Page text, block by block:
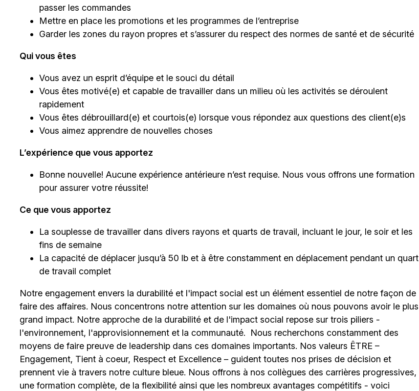
passer les commandes
Mettre en place les promotions et les programmes de l’entreprise
Garder les zones du rayon propres et s’assurer du respect des normes de santé et de sécurité
Qui vous êtes
Vous avez un esprit d’équipe et le souci du détail
Vous êtes motivé(e) et capable de travailler dans un milieu où les activités se déroulent
rapidement
Vous êtes débrouillard(e) et courtois(e) lorsque vous répondez aux questions des client(e)s
Vous aimez apprendre de nouvelles choses
L’expérience que vous apportez
Bonne nouvelle! Aucune expérience antérieure n’est requise. Nous vous offrons une formation
pour assurer votre réussite!
Ce que vous apportez
La souplesse de travailler dans divers rayons et quarts de travail, incluant le jour, le soir et les
fins de semaine
La capacité de déplacer jusqu’à 50 lb et à être constamment en déplacement pendant un quart
de travail complet
Notre engagement envers la durabilité et l'impact social est un élément essentiel de notre façon de
faire des affaires. Nous concentrons notre attention sur les domaines où nous pouvons avoir le plus
grand impact. Notre approche de la durabilité et de l'impact social repose sur trois piliers -
l'environnement, l'approvisionnement et la communauté.
Nous recherchons constamment des
moyens de faire preuve de leadership dans ces domaines importants. Nos valeurs ÊTRE –
Engagement, Tient à coeur, Respect et Excellence – guident toutes nos prises de décision et
prennent vie à travers notre culture bleue. Nous offrons à nos collègues des carrières progressives,
une formation complète, de la flexibilité ainsi que les nombreux avantages compétitifs - voici